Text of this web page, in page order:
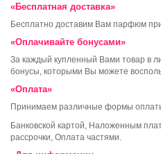
«Бесплатная доставка»
Бесплатно доставим Вам парфюм
«Оплачивайте бонусами»
За каждый купленный Вами товар в
бонусы, которыми Вы можете
«Оплата»
Принимаем различные формы
Банковской картой, Наложенным
рассрочки, Оплата частями.